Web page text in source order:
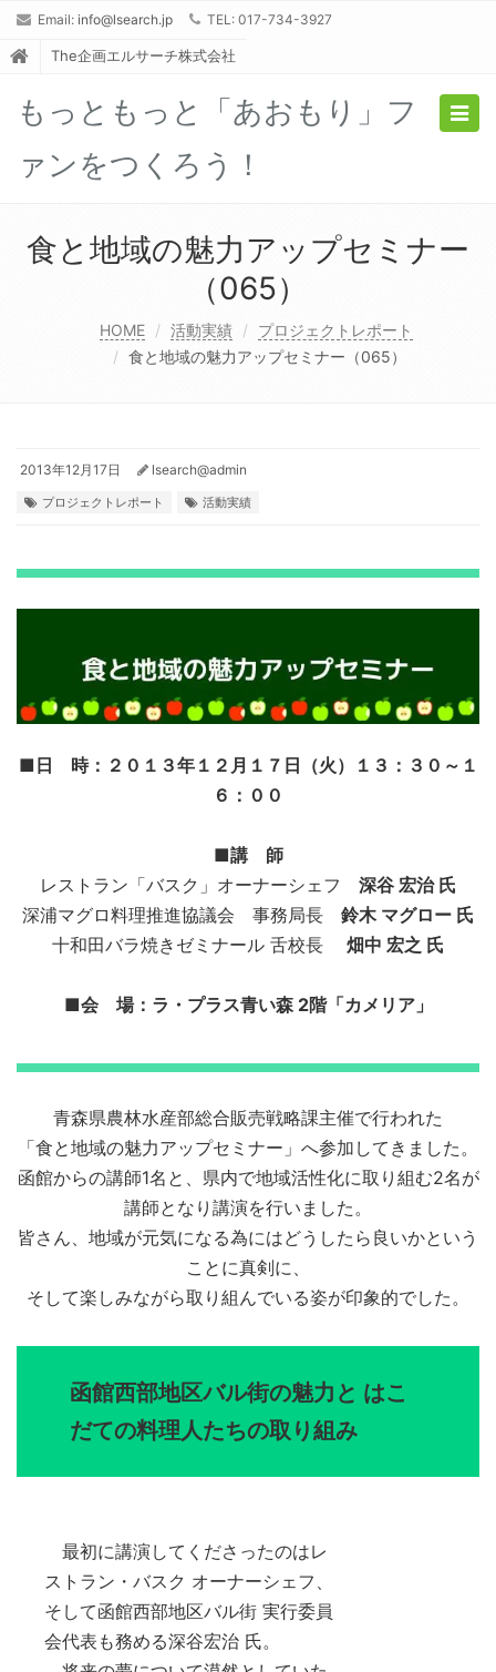
Email: info@lsearch.jp TEL: 017-734-3927
The企画エルサーチ株式会社
もっともっと「あおもり」フ
ァンをつくろう！
食と地域の魅力アップセミナー
（065）
HOME 活動実績
プロジェクトレポート
食と地域の魅力アップセミナー（065）
2013年12月17日 lsearch@admin
プロジェクトレポート 活動実績
■日 時：２０１３年１２月１７日（火）１３：３０～１
６：００
■講 師
レストラン「バスク」オーナーシェフ 深谷 宏治 氏
深浦マグロ料理推進協議会 事務局長 鈴木 マグロー 氏
十和田バラ焼きゼミナール 舌校長 畑中 宏之 氏
■会 場：ラ・プラス青い森 2階「カメリア」
青森県農林水産部総合販売戦略課主催で行われた
「食と地域の魅力アップセミナー」へ参加してきました。
函館からの講師1名と、県内で地域活性化に取り組む2名が
講師となり講演を行いました。
皆さん、地域が元気になる為にはどうしたら良いかという
ことに真剣に、
そして楽しみながら取り組んでいる姿が印象的でした。
函館西部地区バル街の魅力と はこ
だての料理人たちの取り組み
最初に講演してくださったのはレ
ストラン・バスク オーナーシェフ、
そして函館西部地区バル街 実行委員
会代表も務める深谷宏治 氏。